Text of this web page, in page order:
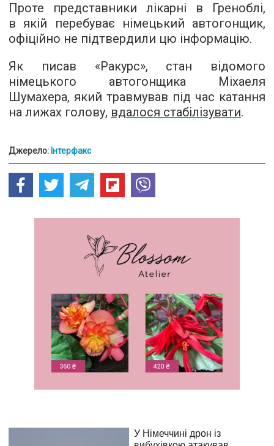
Проте представники лікарні в Греноблі,
в якій перебуває німецький автогонщик,
офіційно не підтвердили цю інформацію.
Як писав «Ракурс», стан відомого
німецького автогонщика Міхаеля
Шумахера, який травмував під час катання
на лижах голову, вдалося стабілізувати.
Джерело: Інтерфакс